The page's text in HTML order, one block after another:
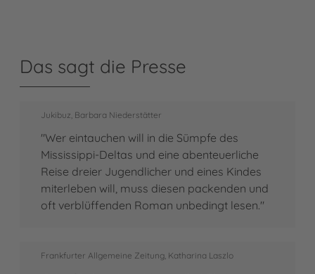
Das sagt die Presse
Jukibuz, Barbara Niederstätter
"Wer eintauchen will in die Sümpfe des
Mississippi-Deltas und eine abenteuerliche
Reise dreier Jugendlicher und eines Kindes
miterleben will, muss diesen packenden und
oft verblüffenden Roman unbedingt lesen."
Frankfurter Allgemeine Zeitung, Katharina Laszlo